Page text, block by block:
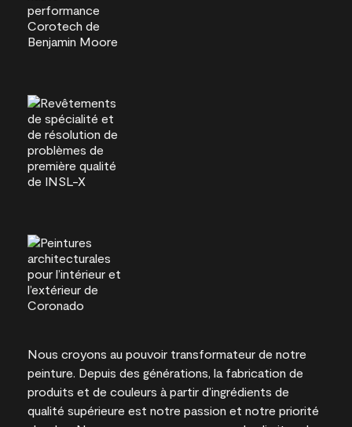
Nous croyons au pouvoir transformateur de notre
peinture. Depuis des générations, la fabrication de
produits et de couleurs à partir d’ingrédients de
qualité supérieure est notre passion et notre priorité